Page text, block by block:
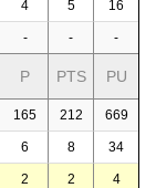
4 5 16
- - -
P PTS PU
165 212 669
6 8 34
2 2 4